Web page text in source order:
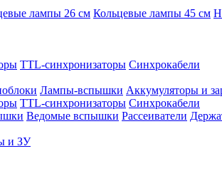
лампы 26 см Кольцевые лампы 45 см
TTL-синхронизаторы Синхрокабели
Лампы-вспышки Аккумуляторы и
TTL-синхронизаторы Синхрокабели
Ведомые вспышки Рассеиватели
и ЗУ